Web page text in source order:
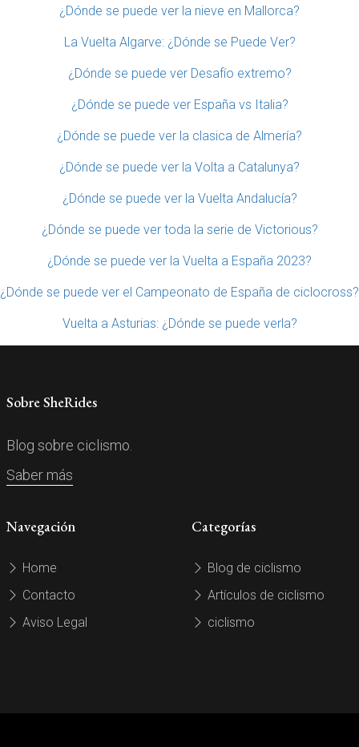
¿Dónde se puede ver la nieve en Mallorca?
La Vuelta Algarve: ¿Dónde se Puede Ver?
¿Dónde se puede ver Desafío extremo?
¿Dónde se puede ver España vs Italia?
¿Dónde se puede ver la clasica de Almería?
¿Dónde se puede ver la Volta a Catalunya?
¿Dónde se puede ver la Vuelta Andalucía?
¿Dónde se puede ver toda la serie de Victorious?
¿Dónde se puede ver la Vuelta a España 2023?
¿Dónde se puede ver el Campeonato de España de ciclocross?
Vuelta a Asturias: ¿Dónde se puede verla?
Sobre SheRides
Blog sobre ciclismo.
Saber más
Navegación
Home
Contacto
Aviso Legal
Categorías
Blog de ciclismo
Artículos de ciclismo
ciclismo